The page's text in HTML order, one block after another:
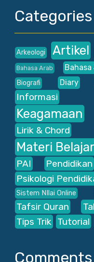
Categories
Arkeologi Artikel
Bahasa Arab
Biografi Diary
Informasi
Keagamaan
Lirik & Chord
Materi Belajar
PAI Pendidikan
Psikologi
Sistem NIlai Online
Tafsir Quran
Tips Trik Tutorial
Comments